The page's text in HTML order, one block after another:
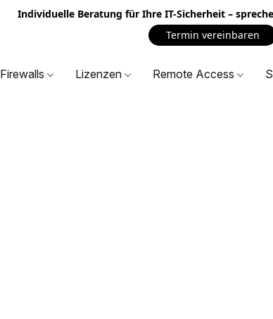
Individuelle Beratung für Ihre IT-Sicherheit –
Termin vereinbaren
Firewalls Lizenzen Remote Access